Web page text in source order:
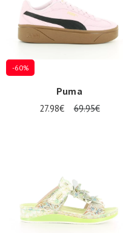
-60%
Puma
27.98€ 69.95€